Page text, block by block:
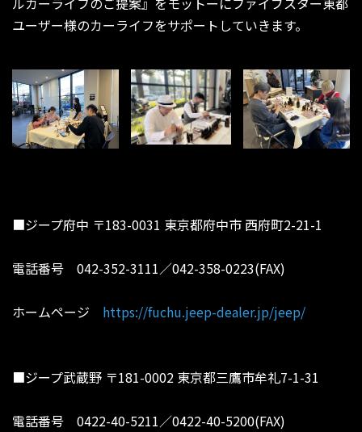
ユーザー様のカーライフをサポートしていきます。
■ジープ府中 〒183-0031 東京都府中市 西府町2-21-1
電話番号 042-352-3111／042-358-0223(FAX)
ホームページ https://fuchu.jeep-dealer.jp/jeep/
■ジープ武蔵野 〒181-0002 東京都三鷹市牟礼7-1-31
電話番号 0422-40-5211／0422-40-5200(FAX)